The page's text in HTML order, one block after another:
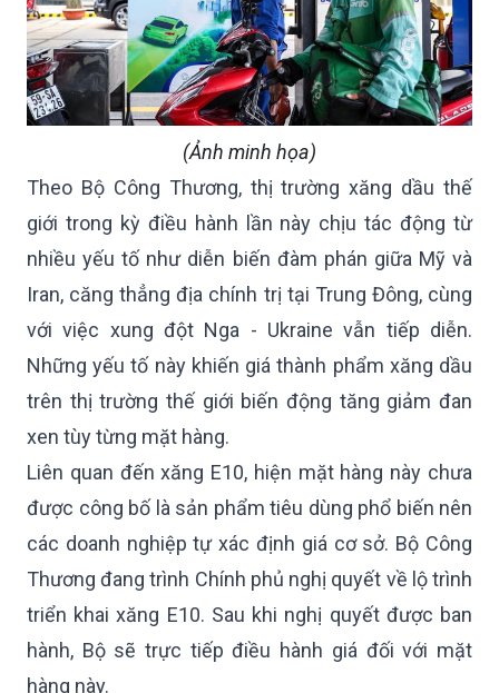
(Ảnh minh họa)
Theo Bộ Công Thương, thị trường xăng dầu thế
giới trong kỳ điều hành lần này chịu tác động từ
nhiều yếu tố như diễn biến đàm phán giữa Mỹ và
Iran, căng thẳng địa chính trị tại Trung Đông, cùng
với việc xung đột Nga - Ukraine vẫn tiếp diễn.
Những yếu tố này khiến giá thành phẩm xăng dầu
trên thị trường thế giới biến động tăng giảm đan
xen tùy từng mặt hàng.
Liên quan đến xăng E10, hiện mặt hàng này chưa
được công bố là sản phẩm tiêu dùng phổ biến nên
các doanh nghiệp tự xác định giá cơ sở. Bộ Công
Thương đang trình Chính phủ nghị quyết về lộ trình
triển khai xăng E10. Sau khi nghị quyết được ban
hành, Bộ sẽ trực tiếp điều hành giá đối với mặt
hàng này.